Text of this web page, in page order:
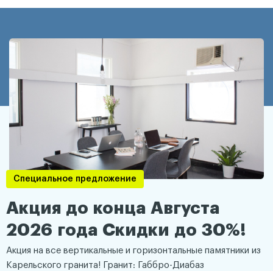
Специальное предложение
Акция до конца Августа
2026 года Скидки до 30%!
Акция на все вертикальные и горизонтальные памятники из
Карельского гранита! Гранит: Габбро-Диабаз